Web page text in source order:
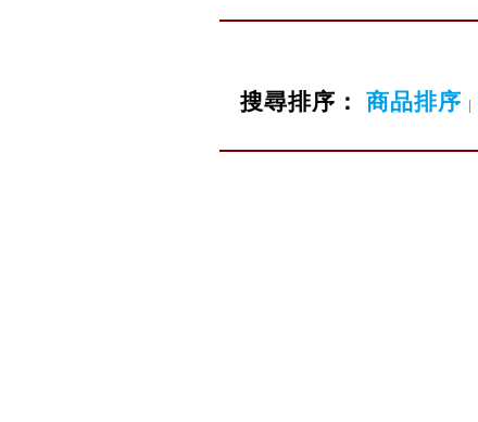
搜尋排序： 商品排序 |